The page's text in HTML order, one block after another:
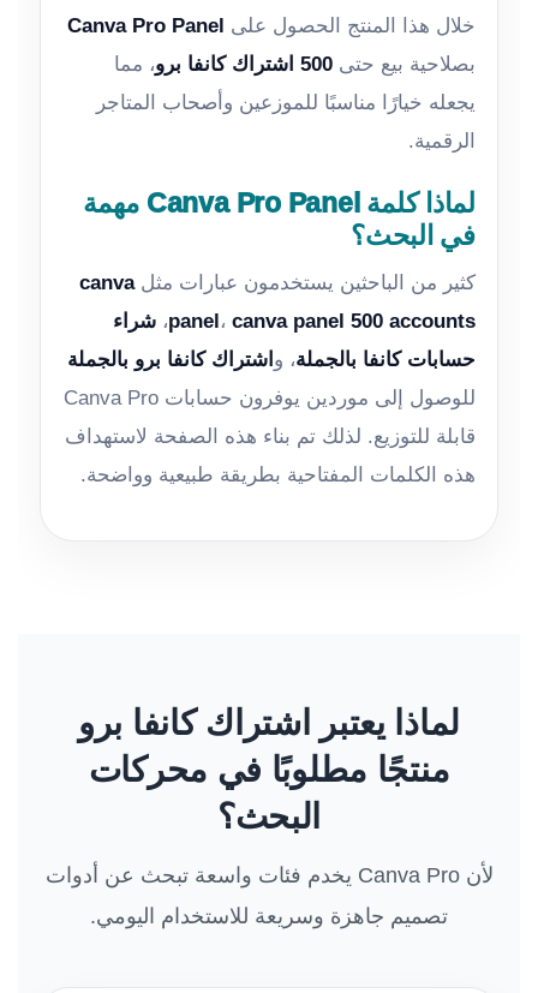
خلال هذا المنتج الحصول على Canva Pro Panel
بصلاحية بيع حتى 500 اشتراك كانفا برو
، مما
يجعله خيارًا مناسبًا للموزعين وأصحاب المتاجر
الرقمية.
لماذا كلمة Canva Pro Panel مهمة
في البحث؟
كثير من الباحثين يستخدمون عبارات مثلcanva
panel، canva panel 500 accounts ، شراء
حسابات كانفا بالجملة، و اشتراك كانفا برو بالجملة
للوصول إلى موردين يوفرون حسابات Canva Pro
قابلة للتوزيع. لذلك تم بناء هذه الصفحة لاستهداف
هذه الكلمات المفتاحية بطريقة طبيعية وواضحة.
لماذا يعتبر اشتراك كانفا برو
منتجًا مطلوبًا في محركات
البحث؟
لأن Canva Pro يخدم فئات واسعة تبحث عن أدوات
تصميم جاهزة وسريعة للاستخدام اليومي.